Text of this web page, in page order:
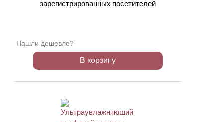
зарегистрированных посетителей
Нашли дешевле?
В корзину